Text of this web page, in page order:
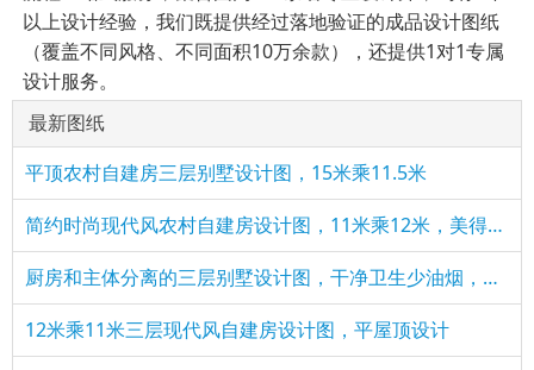
以上设计经验，我们既提供经过落地验证的成品设计图纸
（覆盖不同风格、不同面积10万余款），还提供1对1专属
设计服务。
最新图纸
平顶农村自建房三层别墅设计图，15米乘11.5米
简约时尚现代风农村自建房设计图，11米乘12米，美得不像话！
厨房和主体分离的三层别墅设计图，干净卫生少油烟，适合农村
12米乘11米三层现代风自建房设计图，平屋顶设计